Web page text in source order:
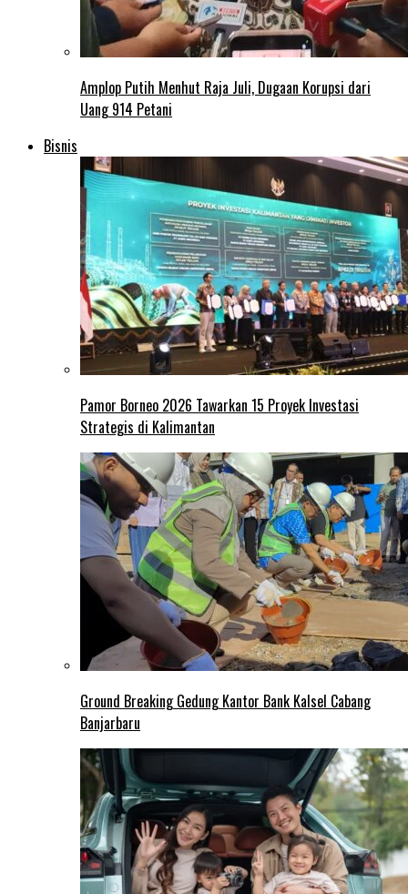
Amplop Putih Menhut Raja Juli, Dugaan Korupsi dari
Uang 914 Petani
Bisnis
Pamor Borneo 2026 Tawarkan 15 Proyek Investasi
Strategis di Kalimantan
Ground Breaking Gedung Kantor Bank Kalsel Cabang
Banjarbaru